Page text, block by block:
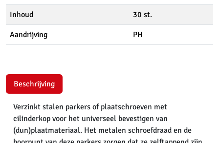
Inhoud 30 st.
Aandrijving PH
Beschrijving
Verzinkt stalen parkers of plaatschroeven met
cilinderkop voor het universeel bevestigen van
(dun)plaatmateriaal. Het metalen schroefdraad en de